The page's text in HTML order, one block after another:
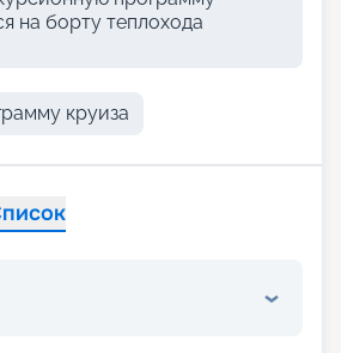
на борту теплохода
круиза